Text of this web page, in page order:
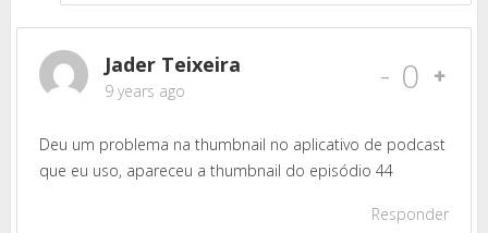
Jader Teixeira
9 years ago - 0
Deu um problema na thumbnail no aplicativo de podcast
que eu uso, apareceu a thumbnail do episódio 44
Responder